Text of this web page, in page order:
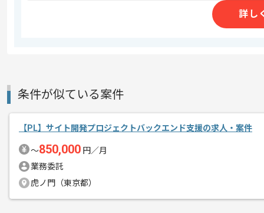
140時間〜180時間
その他募集要項
募集人数
エージェントからのコ
上流の経験を活かすことができます。
詳し
条件が似ている案件
【PL】サイト開発プロジェクトバックエンド支援の求人・案件
〜850,000 円／月
業務委託
虎ノ門（東京都）